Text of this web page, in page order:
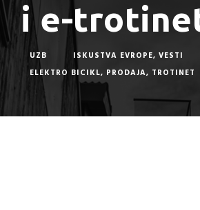
i e-
UZB ISKUSTVA EVROPE, VESTI
ELEKTRO BICIKL, PRODAJA, TROTINET